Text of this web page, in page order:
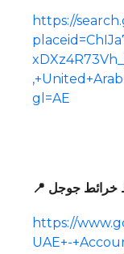
https://
gl=AE
خرائط جوجل
https://
UAE+-